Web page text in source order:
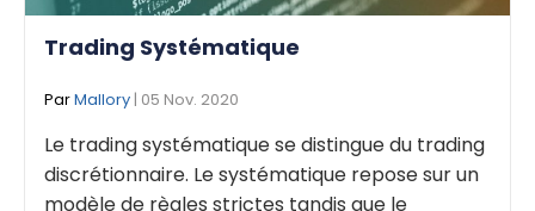
Trading Systématique
ParMallory | 05 Nov. 2020
Le trading systématique se distingue du trading
discrétionnaire. Le systématique repose sur un
modèle de règles strictes tandis que le